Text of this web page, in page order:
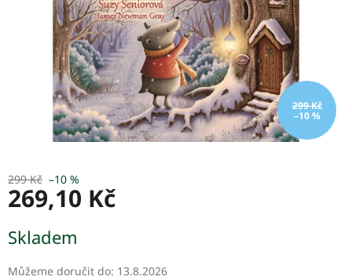
299 Kč
–10 %
299 Kč –10 %
269,10 Kč
cena:
Skladem
Můžeme doručit do: 13.8.2026